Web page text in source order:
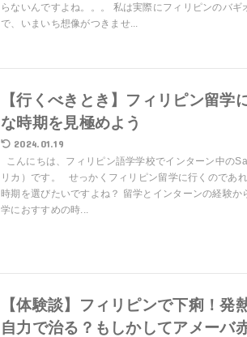
らないんですよね。。。 私は実際にフィリピンのバギ
で、いまいち想像がつきませ...
【行くべきとき】フィリピン留学
な時期を見極めよう
2024.01.19
こんにちは、フィリピン語学学校でインターン中の
リカ）です。 せっかくフィリピン留学に行くのであ
時期を選びたいですよね？ 留学とインターンの経験か
学におすすめの時...
【体験談】フィリピンで下痢！発
自力で治る？もしかしてアメーバ